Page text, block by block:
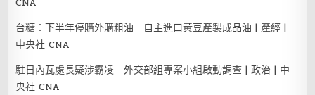
台糖：下半年停購外購粗油 自主進口黃豆產製成品油 | 產經 |
中央社 CNA
駐日內瓦處長疑涉霸凌 外交部組專案小組啟動調查 | 政治 | 中
央社 CNA